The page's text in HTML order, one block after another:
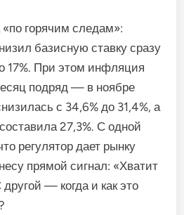
горячим следам»:
базисную ставку сразу
17%. При этом инфляция
подряд — в ноябре
с 34,6% до 31,4%, а
27,3%. С одной
регулятор дает рынку
прямой сигнал: «Хватит
— когда и как это